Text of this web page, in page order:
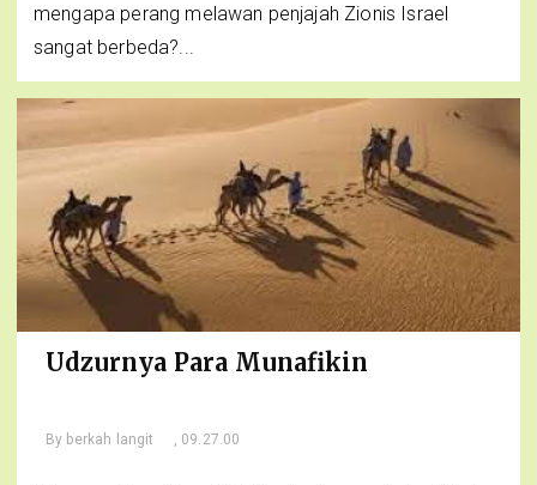
mengapa perang melawan penjajah Zionis Israel
sangat berbeda?...
Udzurnya Para Munafikin
By berkah langit , 09.27.00